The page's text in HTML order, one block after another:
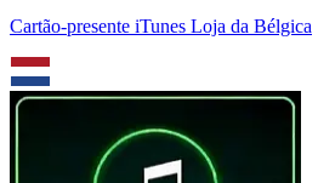
Cartão-presente iTunes Loja da Bélgica